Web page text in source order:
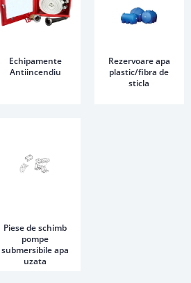
Echipamente
Antiincendiu
Rezervoare apa
plastic/fibra de
sticla
Piese de schimb
pompe
submersibile apa
uzata